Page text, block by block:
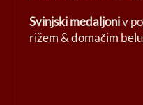
Svinjski medaljoniv
rižem & domačim